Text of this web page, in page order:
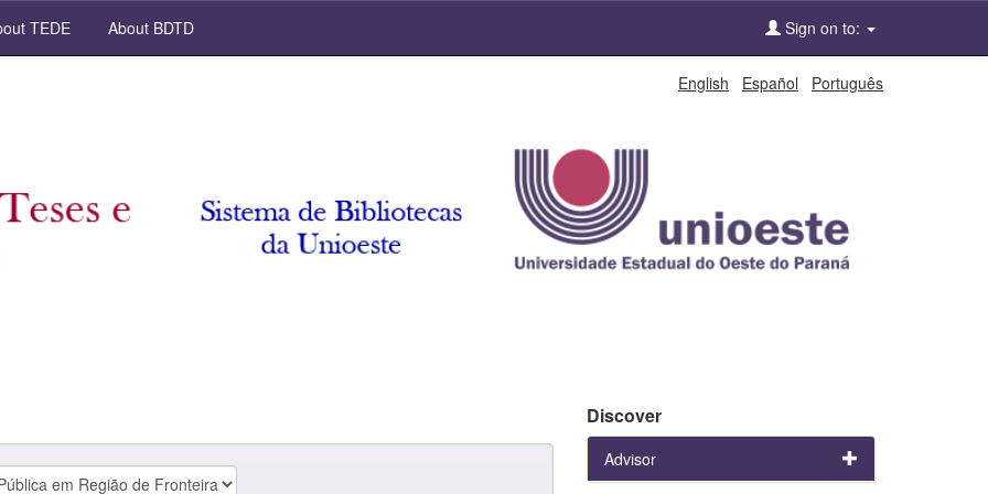
TEDE About BDTD Sign on to:
English Español Português
Discover
Advisor